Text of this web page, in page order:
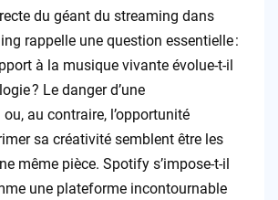
du géant du streaming dans
rappelle une question essentielle :
à la musique vivante évolue-t-il
? Le danger d’une
au contraire, l’opportunité
sa créativité semblent être les
même pièce. Spotify s’impose-t-il
une plateforme incontournable